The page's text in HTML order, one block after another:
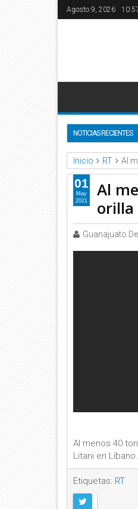
Agosto 9, 2026
NOTICIAS RECIENTES
Inicio RT Al
Al
orilla
Guanajuato
Al menos 40
Litani en
Etiquetas: RT
01
May
2021